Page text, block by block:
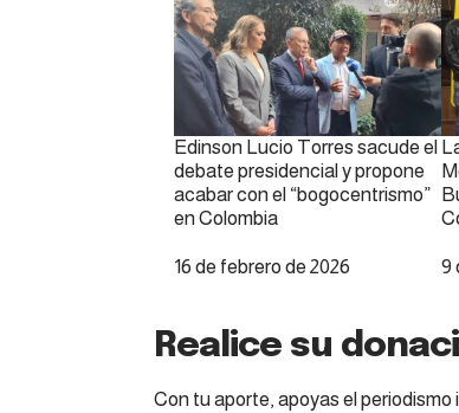
Edinson Lucio Torres sacude el
debate presidencial y propone
acabar con el “bogocentrismo”
en Colombia
Fecha
16 de febrero de 2026 9
Realice su
Con tu aporte, apoyas el